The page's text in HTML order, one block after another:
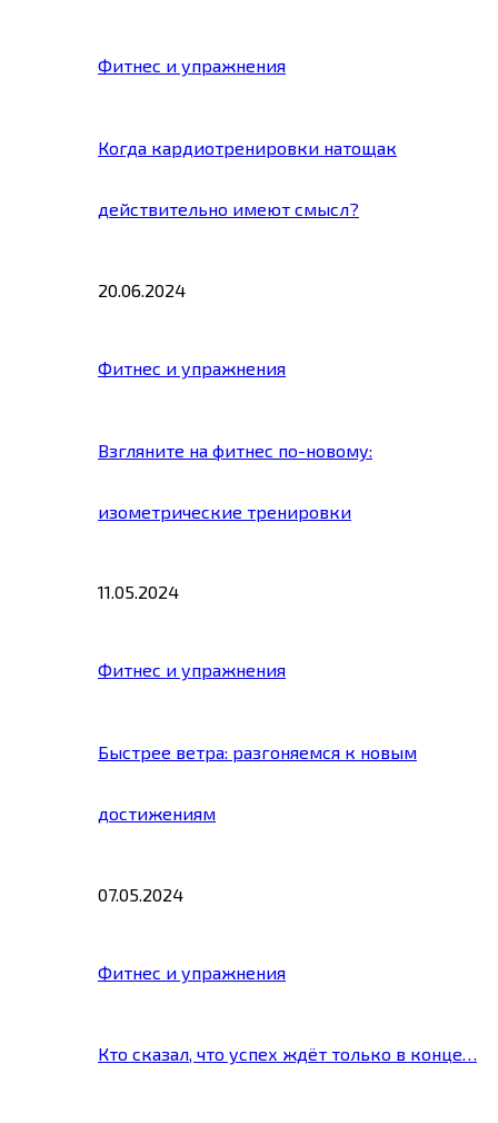
Фитнес и упражнения
Когда кардиотренировки натощак
действительно имеют смысл?
20.06.2024
Фитнес и упражнения
Взгляните на фитнес по-новому:
изометрические тренировки
11.05.2024
Фитнес и упражнения
Быстрее ветра: разгоняемся к новым
достижениям
07.05.2024
Фитнес и упражнения
Кто сказал, что успех ждёт только в конце…